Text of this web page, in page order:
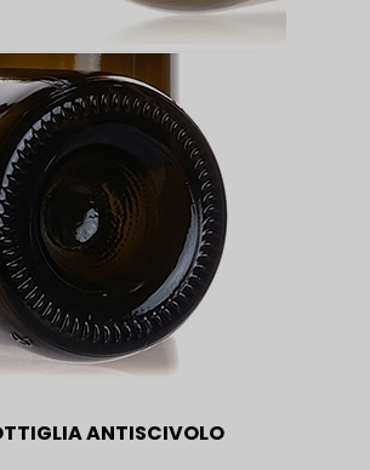
ANTISCIVOLO